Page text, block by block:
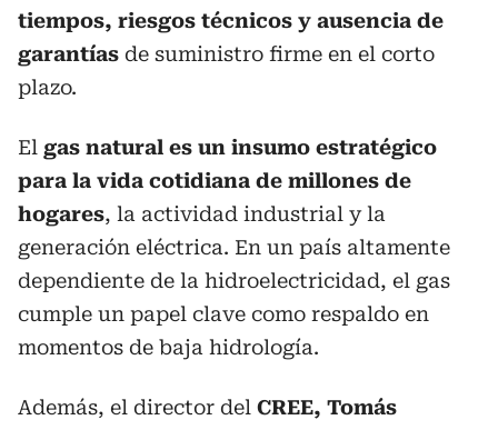
tiempos, riesgos técnicos y ausencia de
garantías de suministro firme en el corto
plazo.
El gas natural es un insumo estratégico
para la vida cotidiana de millones de
hogares, la actividad industrial y la
generación eléctrica. En un país altamente
dependiente de la hidroelectricidad, el gas
cumple un papel clave como respaldo en
momentos de baja hidrología.
Además, el director del CREE, Tomás